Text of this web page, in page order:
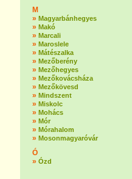
M
» Magyarbánhegyes
» Makó
» Marcali
» Maroslele
» Mátészalka
» Mezőberény
» Mezőhegyes
» Mezőkovácsháza
» Mezőkövesd
» Mindszent
» Miskolc
» Mohács
» Mór
» Mórahalom
» Mosonmagyaróvár
Ó
» Ózd